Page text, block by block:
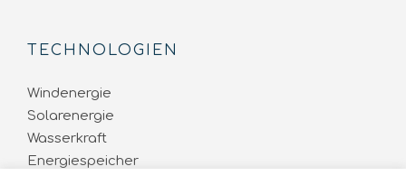
TECHNOLOGIEN
Windenergie
Solarenergie
Wasserkraft
Energiespeicher